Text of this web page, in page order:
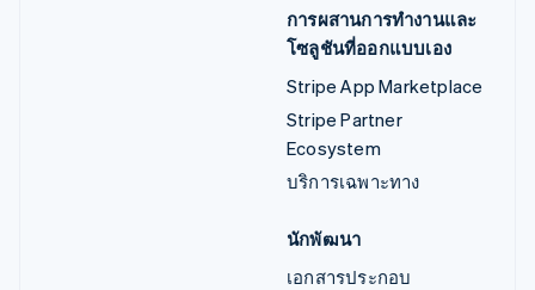
การผสานการทำงานและ
โซลูชันที่ออกแบบเอง
Stripe App Marketplace
Stripe Partner
Ecosystem
บริการเฉพาะทาง
นักพัฒนา
เอกสารประกอบ